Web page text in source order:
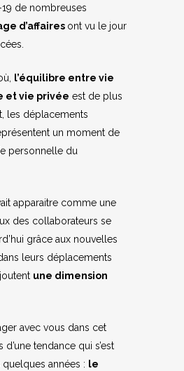
de nombreuses
d’affaires ont vu le jour
l’équilibre entre vie
et vie privée est de plus
les déplacements
un moment de
personnelle du
apparaitre comme une
des collaborateurs se
grâce aux nouvelles
leurs déplacements
une dimension
avec vous dans cet
tendance qui s’est
années : le